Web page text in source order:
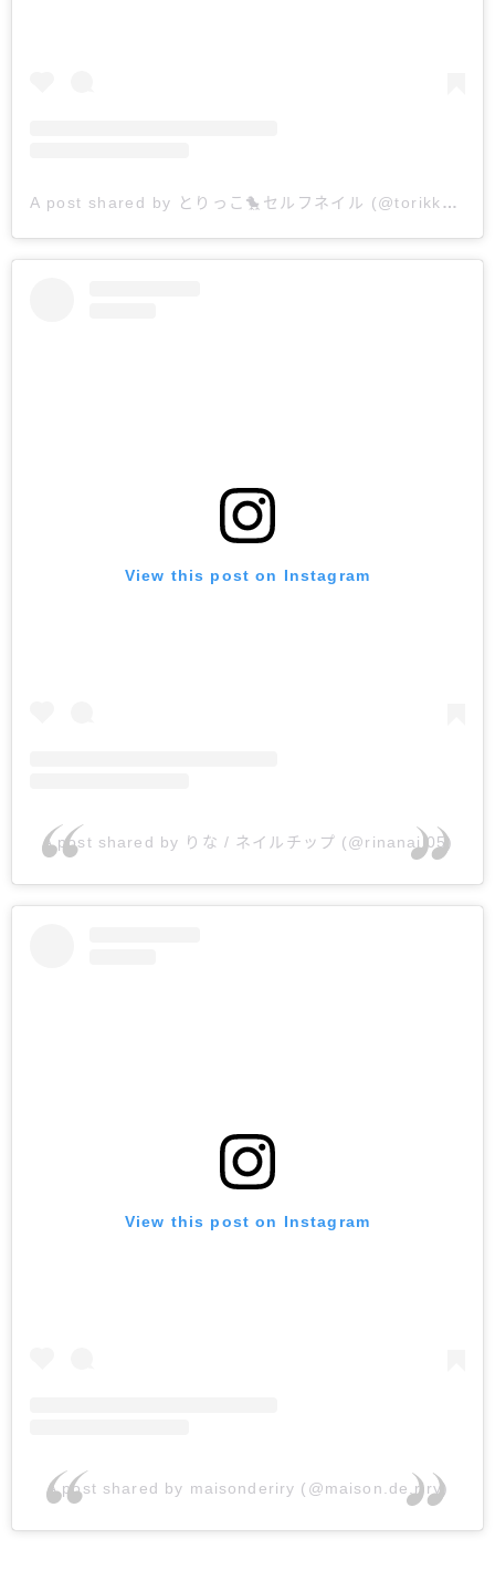
A post shared by とりっこ🐤セルフネイル (@torikko26)
View this post on Instagram
A post shared by りな / ネイルチップ (@rinanail05)
View this post on Instagram
A post shared by maisonderiry (@maison.de.riry)